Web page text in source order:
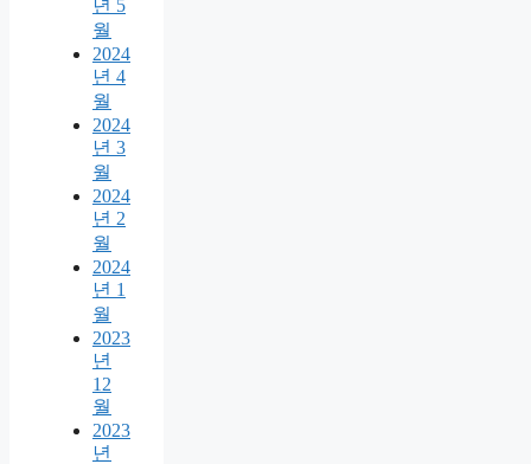
년 5
월
2024
년 4
월
2024
년 3
월
2024
년 2
월
2024
년 1
월
2023
년
12
월
2023
년